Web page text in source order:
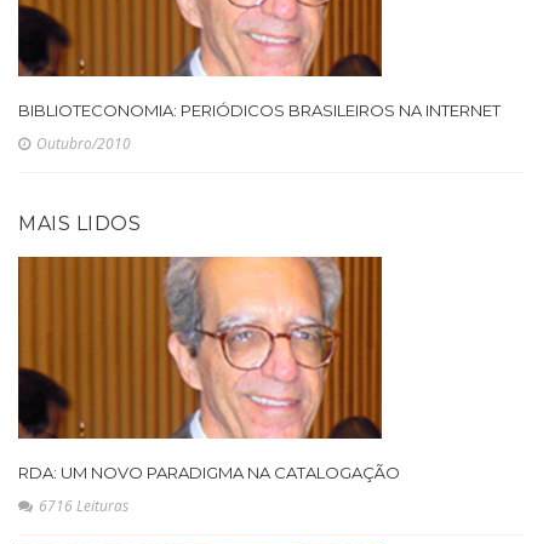
BIBLIOTECONOMIA: PERIÓDICOS BRASILEIROS NA INTERNET
Outubro/2010
MAIS LIDOS
RDA: UM NOVO PARADIGMA NA CATALOGAÇÃO
6716 Leituras